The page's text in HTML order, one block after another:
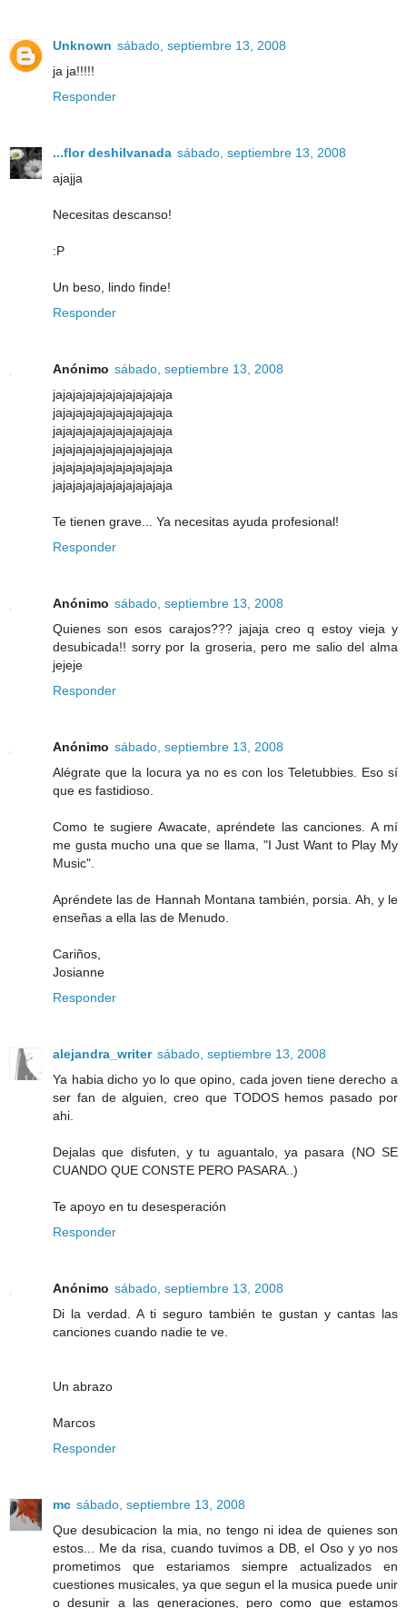
Unknown sábado, septiembre 13, 2008
ja ja!!!!!
Responder
...flor deshilvanada sábado, septiembre 13, 2008
ajajja
Necesitas descanso!
:P
Un beso, lindo finde!
Responder
Anónimo sábado, septiembre 13, 2008
jajajajajajajajajajajaja
jajajajajajajajajajajaja
jajajajajajajajajajajaja
jajajajajajajajajajajaja
jajajajajajajajajajajaja
jajajajajajajajajajajaja
Te tienen grave... Ya necesitas ayuda profesional!
Responder
Anónimo sábado, septiembre 13, 2008
Quienes son esos carajos??? jajaja creo q estoy vieja y
desubicada!! sorry por la groseria, pero me salio del alma
jejeje
Responder
Anónimo sábado, septiembre 13, 2008
Alégrate que la locura ya no es con los Teletubbies. Eso sí
que es fastidioso.
Como te sugiere Awacate, apréndete las canciones. A mí
me gusta mucho una que se llama, "I Just Want to Play My
Music".
Apréndete las de Hannah Montana también, porsia. Ah, y le
enseñas a ella las de Menudo.
Cariños,
Josianne
Responder
alejandra_writer sábado, septiembre 13, 2008
Ya habia dicho yo lo que opino, cada joven tiene derecho a
ser fan de alguien, creo que TODOS hemos pasado por
ahi.
Dejalas que disfuten, y tu aguantalo, ya pasara (NO SE
CUANDO QUE CONSTE PERO PASARA..)
Te apoyo en tu desesperación
Responder
Anónimo sábado, septiembre 13, 2008
Di la verdad. A ti seguro también te gustan y cantas las
canciones cuando nadie te ve.
Un abrazo
Marcos
Responder
mc sábado, septiembre 13, 2008
Que desubicacion la mia, no tengo ni idea de quienes son
estos... Me da risa, cuando tuvimos a DB, el Oso y yo nos
prometimos que estariamos siempre actualizados en
cuestiones musicales, ya que segun el la musica puede unir
o desunir a las generaciones, pero como que estamos